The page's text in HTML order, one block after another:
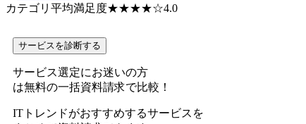
カテゴリ平均満足度★★★★☆4.0
サービスを診断する
サービス選定にお迷いの方
は無料の一括資料請求で比較！
ITトレンドがおすすめするサービスを